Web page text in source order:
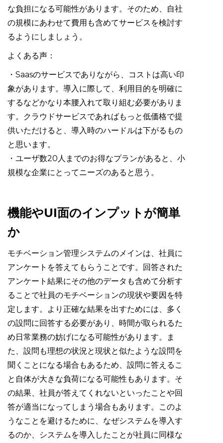
な負担になる可能性があります。そのため、自社
の規模にあわせて費用も含めてサービスを検討す
るようにしましょう。
よくある声：
・Saasのサービスでありながら、コストは高い印
象があります。導入に際して、利用目的を明確に
するなどかなり本腰入れて取り組む必要がありま
す。クラウドサービスであればもっと低価格で提
供いただけると、導入時のハードルは下がるもの
と思います。
・ユーザ数20人までのお得なプランがあると、小
規模な企業にとってニーズのあると思う。
機能やUI面のインプットが簡単
か
モチベーション管理システムのメインは、社員に
アンケートを答えてもらうことです。回答された
アンケート結果にその他のデータも含めて分析す
ることで社員のモチベーションの現状や要因を特
定します。より正確な結果を出すためには、多く
の設問に回答する必要があり、時間が取られるた
め日常業務の妨げになる可能性があります。ま
た、設問も理想の状況と現状と似たような設問を
聞くことになる場合もあるため、設問に答えるこ
と自体が大きな負荷になる可能性もあります。そ
の結果、社員が答えてくれないといったことや回
答が適当になってしまう場合もあります。このよ
うなことを避けるために、なぜシステムを導入す
るのか、システムを導入したことが社員に同様な